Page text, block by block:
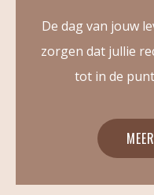
De dag van jouw
zorgen dat jullie
tot in de